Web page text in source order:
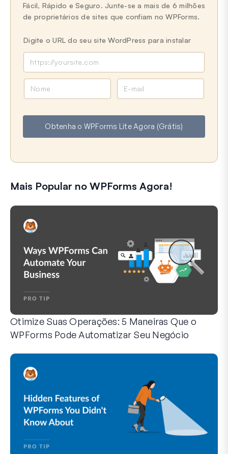
Fácil, Rápido e Seguro. Junte-se a mais de 6 milhões
de proprietários de sites que confiam no WPForms.
Digite o URL do seu site WordPress para instalar
e
a
l
Obtenha o WPForms Lite Agora (Grátis)
Mais Popular no WPForms Agora!
Otimize Suas Operações: 5 Maneiras Que o
WPForms Pode Automatizar Seu Negócio